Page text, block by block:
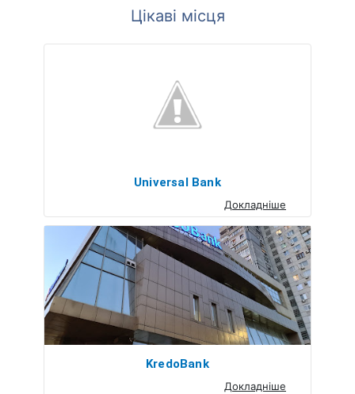
Цікаві місця
Universal Bank
Докладніше
KredoBank
Докладніше